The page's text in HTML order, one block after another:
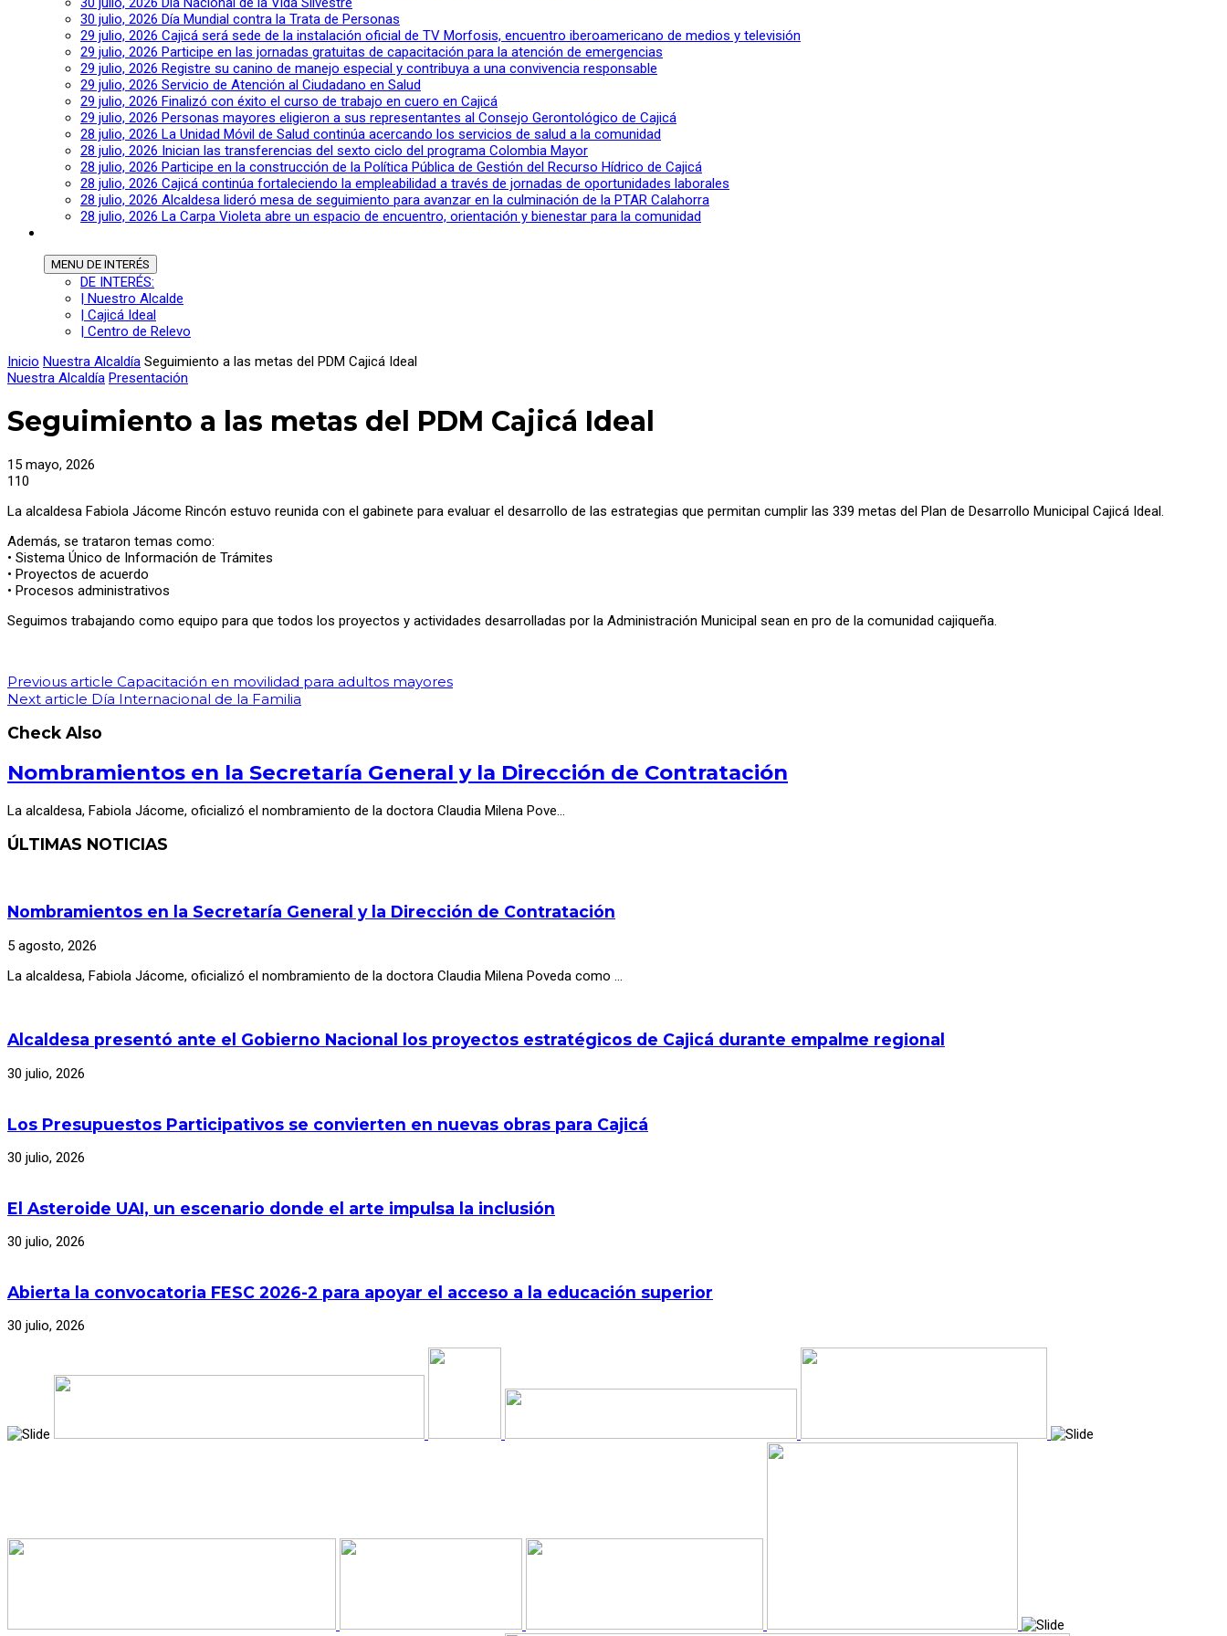
30 julio, 2026 Día Mundial contra la Trata de Personas
29 julio, 2026 Cajicá será sede de la instalación oficial de TV Morfosis, encuentro iberoamericano de medios y televisión
29 julio, 2026 Participe en las jornadas gratuitas de capacitación para la atención de emergencias
29 julio, 2026 Registre su canino de manejo especial y contribuya a una convivencia responsable
29 julio, 2026 Servicio de Atención al Ciudadano en Salud
29 julio, 2026 Finalizó con éxito el curso de trabajo en cuero en Cajicá
29 julio, 2026 Personas mayores eligieron a sus representantes al Consejo Gerontológico de Cajicá
28 julio, 2026 La Unidad Móvil de Salud continúa acercando los servicios de salud a la comunidad
28 julio, 2026 Inician las transferencias del sexto ciclo del programa Colombia Mayor
28 julio, 2026 Participe en la construcción de la Política Pública de Gestión del Recurso Hídrico de Cajicá
28 julio, 2026 Cajicá continúa fortaleciendo la empleabilidad a través de jornadas de oportunidades laborales
28 julio, 2026 Alcaldesa lideró mesa de seguimiento para avanzar en la culminación de la PTAR Calahorra
28 julio, 2026 La Carpa Violeta abre un espacio de encuentro, orientación y bienestar para la comunidad
MENU DE INTERÉS
DE INTERÉS:
| Nuestro Alcalde
| Cajicá Ideal
| Centro de Relevo
Inicio Nuestra Alcaldía Seguimiento a las metas del PDM Cajicá Ideal
Nuestra Alcaldía Presentación
Seguimiento a las metas del PDM Cajicá Ideal
15 mayo, 2026
110
La alcaldesa Fabiola Jácome Rincón estuvo reunida con el gabinete para evaluar el desarrollo de las estrategias que permitan cumplir las 339 metas del Plan de Desarrollo Municipal Cajicá Ideal.
Además, se trataron temas como:
• Sistema Único de Información de Trámites
• Proyectos de acuerdo
• Procesos administrativos
Seguimos trabajando como equipo para que todos los proyectos y actividades desarrolladas por la Administración Municipal sean en pro de la comunidad cajiqueña.
Previous article Capacitación en movilidad para adultos mayores
Next article Día Internacional de la Familia
Check Also
Nombramientos en la Secretaría General y la Dirección de Contratación
La alcaldesa, Fabiola Jácome, oficializó el nombramiento de la doctora Claudia Milena Pove…
ÚLTIMAS NOTICIAS
Nombramientos en la Secretaría General y la Dirección de Contratación
5 agosto, 2026
La alcaldesa, Fabiola Jácome, oficializó el nombramiento de la doctora Claudia Milena Poveda como …
Alcaldesa presentó ante el Gobierno Nacional los proyectos estratégicos de Cajicá durante empalme regional
30 julio, 2026
Los Presupuestos Participativos se convierten en nuevas obras para Cajicá
30 julio, 2026
El Asteroide UAI, un escenario donde el arte impulsa la inclusión
30 julio, 2026
Abierta la convocatoria FESC 2026-2 para apoyar el acceso a la educación superior
30 julio, 2026